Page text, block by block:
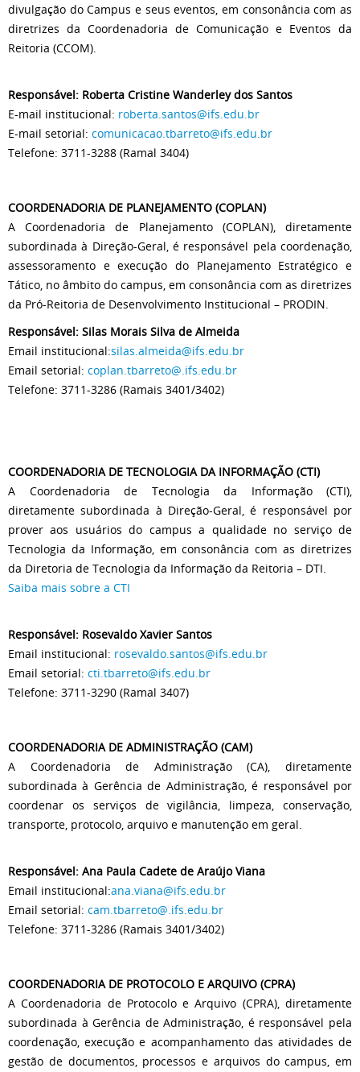
divulgação do Campus e seus eventos, em consonância com as
diretrizes da Coordenadoria de Comunicação e Eventos da
Reitoria (CCOM).
Responsável: Roberta Cristine Wanderley dos Santos
E-mail institucional: roberta.santos@ifs.edu.br
E-mail setorial: comunicacao.tbarreto@ifs.edu.br
Telefone: 3711-3288 (Ramal 3404)
COORDENADORIA DE PLANEJAMENTO (COPLAN)
A Coordenadoria de Planejamento (COPLAN), diretamente
subordinada à Direção-Geral, é responsável pela coordenação,
assessoramento e execução do Planejamento Estratégico e
Tático, no âmbito do campus, em consonância com as diretrizes
da Pró-Reitoria de Desenvolvimento Institucional – PRODIN.
Responsável: Silas Morais Silva de Almeida
Email institucional:silas.almeida@ifs.edu.br
Email setorial: coplan.tbarreto@.ifs.edu.br
Telefone: 3711-3286 (Ramais 3401/3402)
COORDENADORIA DE TECNOLOGIA DA INFORMAÇÃO (CTI)
A Coordenadoria de Tecnologia da Informação (CTI),
diretamente subordinada à Direção-Geral, é responsável por
prover aos usuários do campus a qualidade no serviço de
Tecnologia da Informação, em consonância com as diretrizes
da Diretoria de Tecnologia da Informação da Reitoria – DTI.
Saiba mais sobre a CTI
Responsável: Rosevaldo Xavier Santos
Email institucional: rosevaldo.santos@ifs.edu.br
Email setorial: cti.tbarreto@ifs.edu.br
Telefone: 3711-3290 (Ramal 3407)
COORDENADORIA DE ADMINISTRAÇÃO (CAM)
A Coordenadoria de Administração (CA), diretamente
subordinada à Gerência de Administração, é responsável por
coordenar os serviços de vigilância, limpeza, conservação,
transporte, protocolo, arquivo e manutenção em geral.
Responsável: Ana Paula Cadete de Araújo Viana
Email institucional:ana.viana@ifs.edu.br
Email setorial: cam.tbarreto@.ifs.edu.br
Telefone: 3711-3286 (Ramais 3401/3402)
COORDENADORIA DE PROTOCOLO E ARQUIVO (CPRA)
A Coordenadoria de Protocolo e Arquivo (CPRA), diretamente
subordinada à Gerência de Administração, é responsável pela
coordenação, execução e acompanhamento das atividades de
gestão de documentos, processos e arquivos do campus, em